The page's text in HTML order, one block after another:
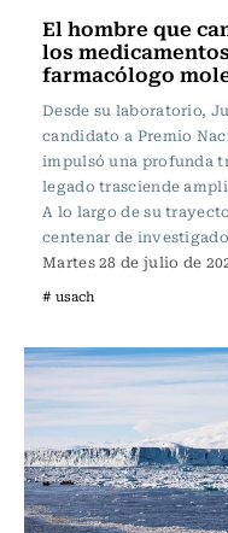
El hombre que
los
farmacólogo
Desde su laboratorio,
candidato a Premio
impulsó una profunda
legado trasciende
A lo largo de su
centenar de
Martes 28 de julio de
# usach